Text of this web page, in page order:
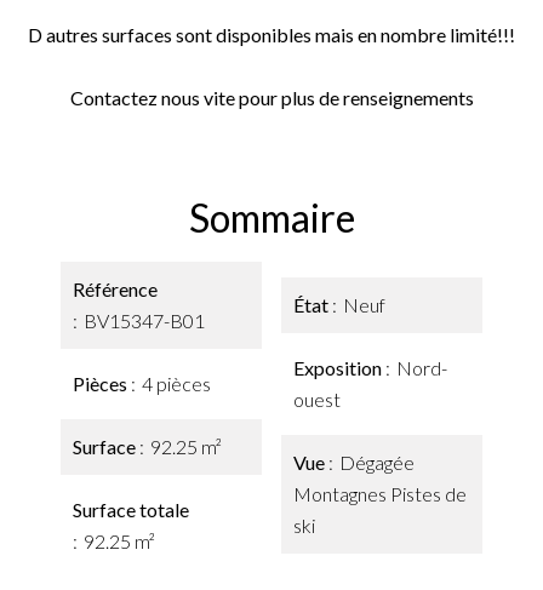
D autres surfaces sont disponibles mais en nombre limité!!!
Contactez nous vite pour plus de renseignements
Sommaire
Référence
BV15347-B01
Pièces 4 pièces
Surface 92.25 m²
Surface totale
92.25 m²
État Neuf
Exposition
Nord-
ouest
Vue
Dégagée
Montagnes Pistes de
ski